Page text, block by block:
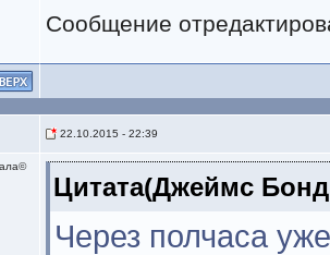
Сообщение
22.10.2015 - 22:39
Цитата(Джеймс Бонд
Через полчаса